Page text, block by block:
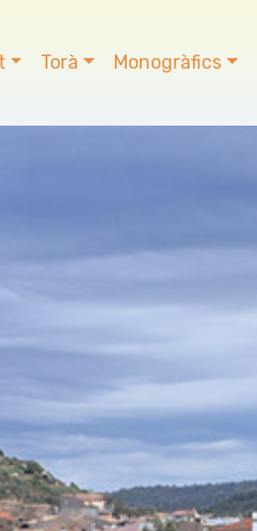
Torà Monogràfics